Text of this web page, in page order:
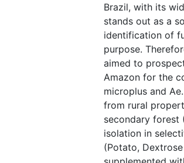
Brazil, with its
stands out as a
identification of
purpose.
aimed to
Amazon for the
microplus and
from rural
secondary forest
isolation in
(Potato,